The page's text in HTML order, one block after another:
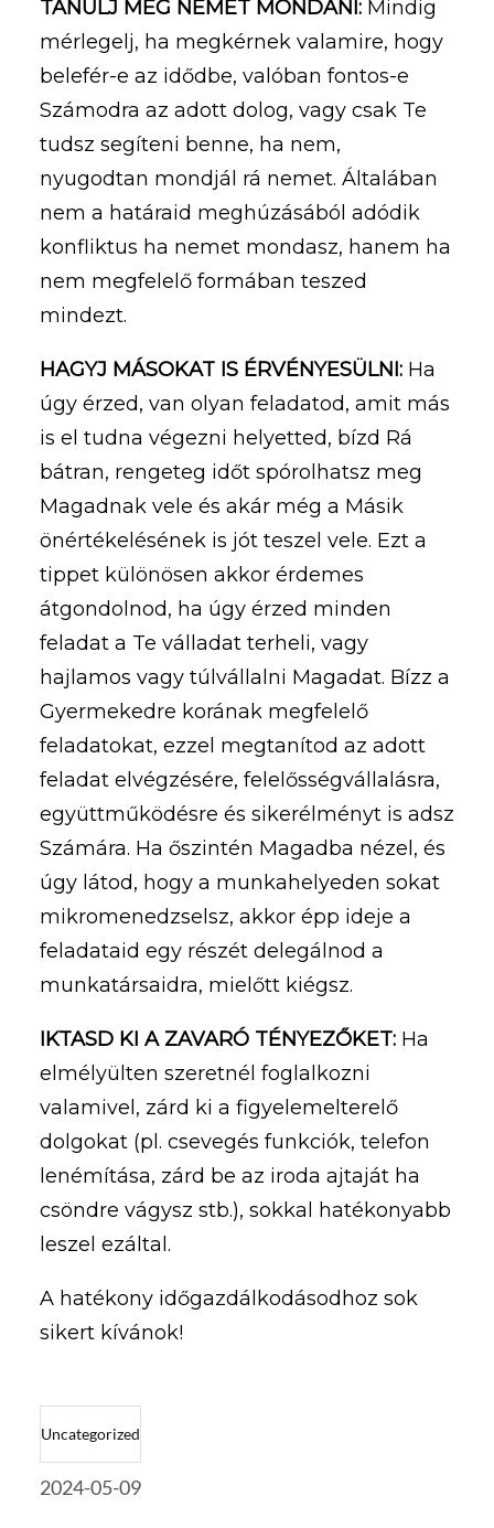
TANULJ MEG NEMET MONDANI: Mindig
mérlegelj, ha megkérnek valamire, hogy
belefér-e az idődbe, valóban fontos-e
Számodra az adott dolog, vagy csak Te
tudsz segíteni benne, ha nem,
nyugodtan mondjál rá nemet. Általában
nem a határaid meghúzásából adódik
konfliktus ha nemet mondasz, hanem ha
nem megfelelő formában teszed
mindezt.
HAGYJ MÁSOKAT IS ÉRVÉNYESÜLNI: Ha
úgy érzed, van olyan feladatod, amit más
is el tudna végezni helyetted, bízd Rá
bátran, rengeteg időt spórolhatsz meg
Magadnak vele és akár még a Másik
önértékelésének is jót teszel vele. Ezt a
tippet különösen akkor érdemes
átgondolnod, ha úgy érzed minden
feladat a Te válladat terheli, vagy
hajlamos vagy túlvállalni Magadat. Bízz a
Gyermekedre korának megfelelő
feladatokat, ezzel megtanítod az adott
feladat elvégzésére, felelősségvállalásra,
együttműködésre és sikerélményt is adsz
Számára. Ha őszintén Magadba nézel, és
úgy látod, hogy a munkahelyeden sokat
mikromenedzselsz, akkor épp ideje a
feladataid egy részét delegálnod a
munkatársaidra, mielőtt kiégsz.
IKTASD KI A ZAVARÓ TÉNYEZŐKET: Ha
elmélyülten szeretnél foglalkozni
valamivel, zárd ki a figyelemelterelő
dolgokat (pl. csevegés funkciók, telefon
lenémítása, zárd be az iroda ajtaját ha
csöndre vágysz stb.), sokkal hatékonyabb
leszel ezáltal.
A hatékony időgazdálkodásodhoz sok
sikert kívánok!
Uncategorized
2024-05-09